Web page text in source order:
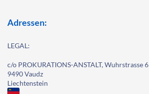
Adressen:
LEGAL:
c/o PROKURATIONS-ANSTALT, Wuhrstrasse 6
9490 Vaudz
Liechtenstein